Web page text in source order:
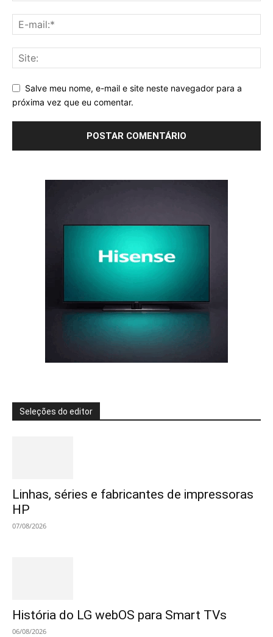
Salve meu nome, e-mail e site neste navegador para a
próxima vez que eu comentar.
Seleções do editor
Linhas, séries e fabricantes de impressoras
HP
07/08/2026
História do LG webOS para Smart TVs
06/08/2026